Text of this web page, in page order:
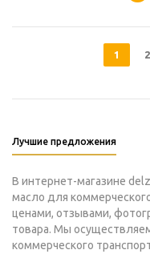
1 2
Лучшие предложения
В интернет-магазине
масло для
ценами, отзывами,
товара. Мы
коммерческого